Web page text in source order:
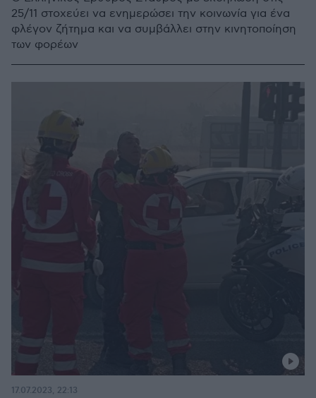
25/11 στοχεύει να ενημερώσει την κοινωνία για ένα
φλέγον ζήτημα και να συμβάλλει στην κινητοποίηση
των φορέων
17.07.2023, 22:13